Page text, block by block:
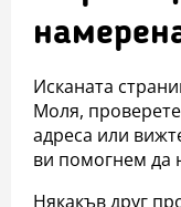
Исканата
Моля,
адреса или
ви помогнем да
Някакъв друг